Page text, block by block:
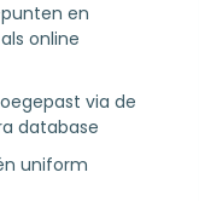
en
online
via de
database
uniform